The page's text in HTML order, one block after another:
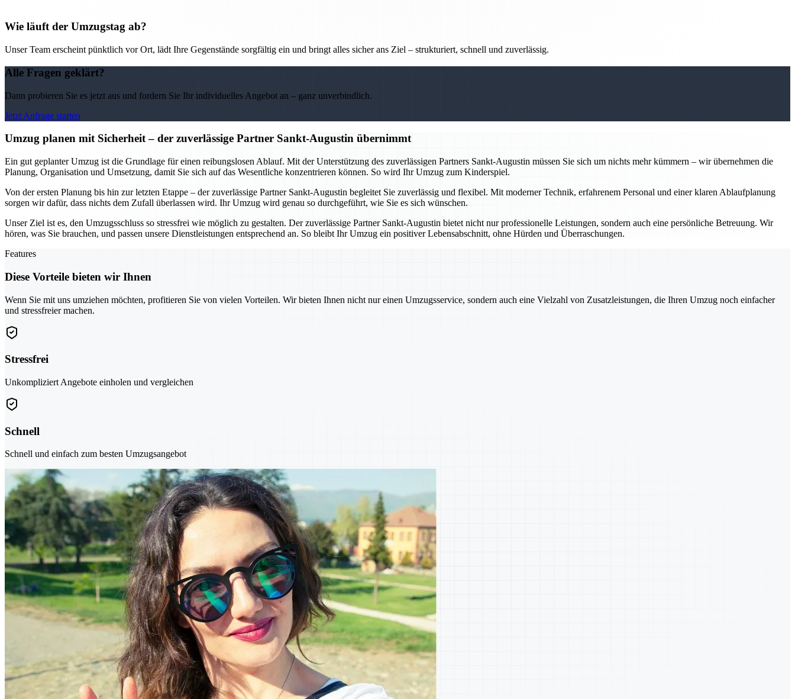
Wie läuft der Umzugstag ab?
Unser Team erscheint pünktlich vor Ort, lädt Ihre Gegenstände sorgfältig ein und bringt alles sicher ans Ziel – strukturiert, schnell und zuverlässig.
Alle Fragen geklärt?
Dann probieren Sie es jetzt aus und fordern Sie Ihr individuelles Angebot an – ganz unverbindlich.
Jetzt Anfrage starten
Umzug planen mit Sicherheit – der zuverlässige Partner Sankt-Augustin übernimmt
Ein gut geplanter Umzug ist die Grundlage für einen reibungslosen Ablauf. Mit der Unterstützung des zuverlässigen Partners Sankt-Augustin müssen Sie sich um nichts mehr kümmern – wir übernehmen die
Planung, Organisation und Umsetzung, damit Sie sich auf das Wesentliche konzentrieren können. So wird Ihr Umzug zum Kinderspiel.
Von der ersten Planung bis hin zur letzten Etappe – der zuverlässige Partner Sankt-Augustin begleitet Sie zuverlässig und flexibel. Mit moderner Technik, erfahrenem Personal und einer klaren Ablaufplanung
sorgen wir dafür, dass nichts dem Zufall überlassen wird. Ihr Umzug wird genau so durchgeführt, wie Sie es sich wünschen.
Unser Ziel ist es, den Umzugsschluss so stressfrei wie möglich zu gestalten. Der zuverlässige Partner Sankt-Augustin bietet nicht nur professionelle Leistungen, sondern auch eine persönliche Betreuung. Wir
hören, was Sie brauchen, und passen unsere Dienstleistungen entsprechend an. So bleibt Ihr Umzug ein positiver Lebensabschnitt, ohne Hürden und Überraschungen.
Features
Diese Vorteile bieten wir Ihnen
Wenn Sie mit uns umziehen möchten, profitieren Sie von vielen Vorteilen. Wir bieten Ihnen nicht nur einen Umzugsservice, sondern auch eine Vielzahl von Zusatzleistungen, die Ihren Umzug noch einfacher
und stressfreier machen.
Stressfrei
Unkompliziert Angebote einholen und vergleichen
Schnell
Schnell und einfach zum besten Umzugsangebot